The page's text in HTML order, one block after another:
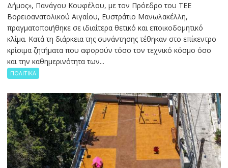
Δήμος», Πανάγου Κουφέλου, με τον Πρόεδρο του ΤΕΕ
Βορειοανατολικού Αιγαίου, Ευστράτιο Μανωλακέλλη,
πραγματοποιήθηκε σε ιδιαίτερα θετικό και εποικοδομητικό
κλίμα. Κατά τη διάρκεια της συνάντησης τέθηκαν στο επίκεντρο
κρίσιμα ζητήματα που αφορούν τόσο τον τεχνικό κόσμο όσο
και την καθημερινότητα των...
ΠΟΛΙΤΙΚΑ